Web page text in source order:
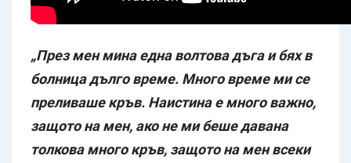
„През мен мина една волтова дъга и бях в
болница дълго време. Много време ми се
преливаше кръв. Наистина е много важно,
защото на мен, ако не ми беше давана
толкова много кръв, защото на мен всеки